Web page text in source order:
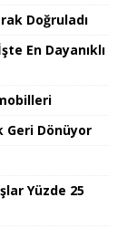
Doğruladı
En Dayanıklı
Geri Dönüyor
Yüzde 25